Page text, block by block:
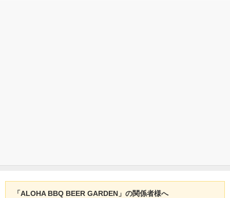
「ALOHA BBQ BEER GARDEN」の関係者様へ